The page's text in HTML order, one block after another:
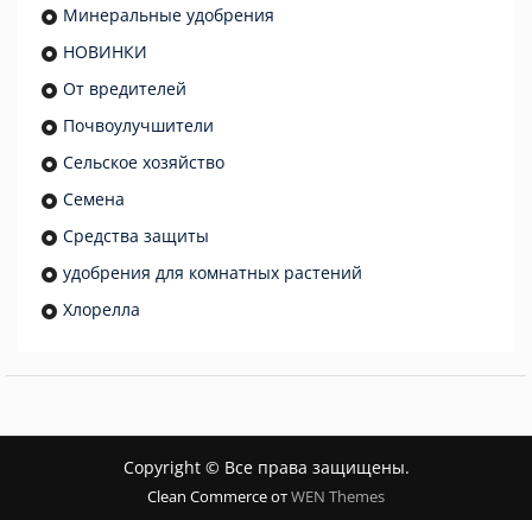
Минеральные удобрения
НОВИНКИ
От вредителей
Почвоулучшители
Сельское хозяйство
Семена
Средства защиты
удобрения для комнатных растений
Хлорелла
Copyright © Все права защищены.
Clean Commerce отWEN Themes